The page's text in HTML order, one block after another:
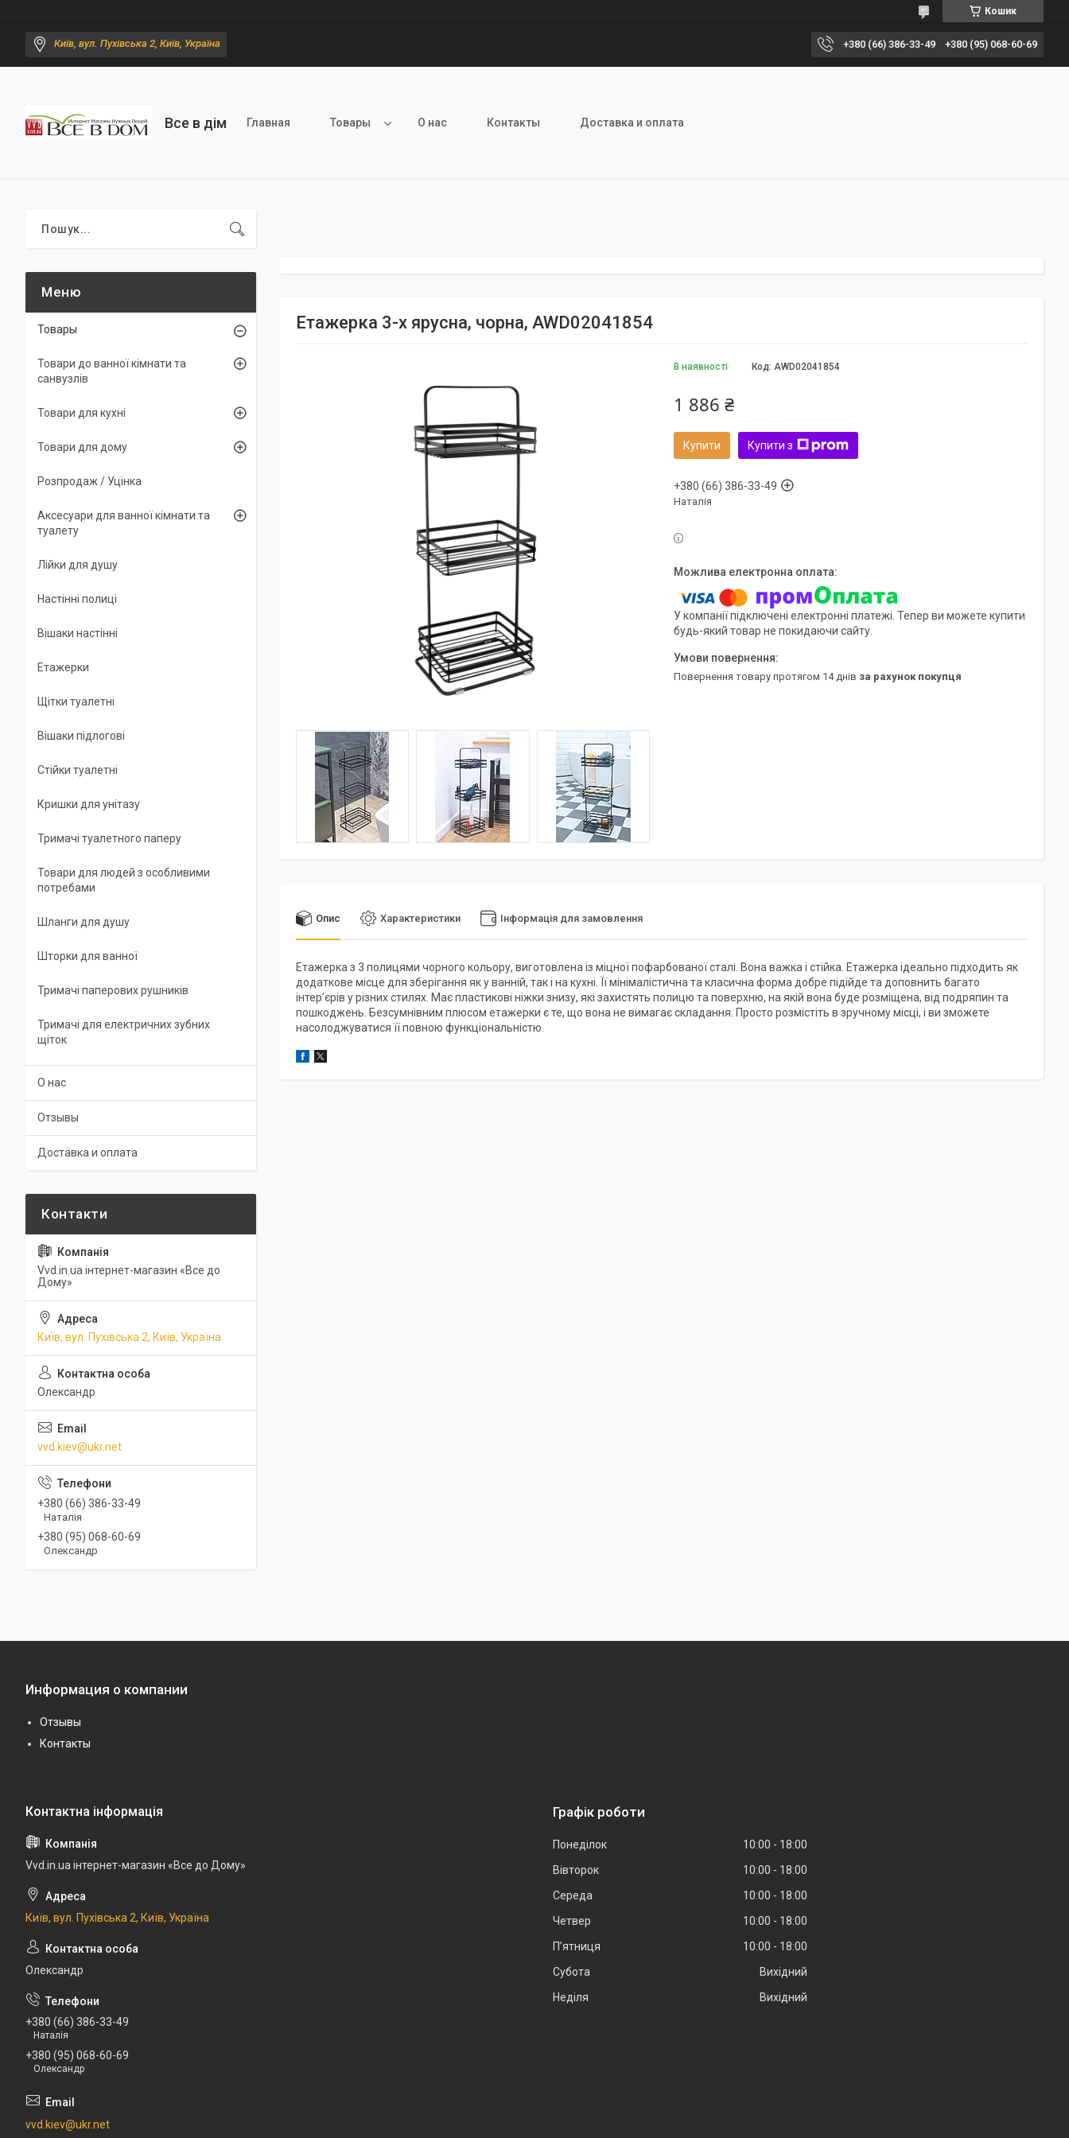
Кошик
Київ, вул. Пухівська 2, Київ, Україна +380 (66) 386-33-49 +380 (95) 068-60-69
Все в дім Главная Товары О нас Контакты Доставка и оплата
Етажерка 3-х ярусна, чорна, AWD02041854
В наявності Код: AWD02041854
1 886 ₴
Купити Купити з
+380 (66) 386-33-49
Наталія
У компанії підключені електронні платежі. Тепер ви можете купити
будь-який товар не покидаючи сайту.
повернення товару протягом 14 днів за рахунок покупця
Опис Характеристики Інформація для замовлення
Етажерка з 3 полицями чорного кольору, виготовлена із міцної пофарбованої сталі. Вона важка і стійка. Етажерка ідеально підходить як
додаткове місце для зберігання як у ванній, так і на кухні. Її мінімалістична та класична форма добре підійде та доповнить багато
інтер’єрів у різних стилях. Має пластикові ніжки знизу, які захистять полицю та поверхню, на якій вона буде розміщена, від подряпин та
пошкоджень. Безсумнівним плюсом етажерки є те, що вона не вимагає складання. Просто розмістіть в зручному місці, і ви зможете
насолоджуватися її повною функціональністю.
Товары
Товари до ванної кімнати та
санвузлів
Товари для кухні
Товари для дому
Розпродаж / Уцінка
Аксесуари для ванної кімнати та
туалету
Лійки для душу
Настінні полиці
Вішаки настінні
Етажерки
Щітки туалетні
Вішаки підлогові
Стійки туалетні
Кришки для унітазу
Тримачі туалетного паперу
Товари для людей з особливими
потребами
Шланги для душу
Шторки для ванної
Тримачі паперових рушників
Тримачі для електричних зубних
щіток
О нас
Отзывы
Доставка и оплата
Vvd.in.ua інтернет-магазин «Все до
Дому»
Київ, вул. Пухівська 2, Київ, Україна
Олександр
vvd.kiev@ukr.net
+380 (66) 386-33-49
Наталія
+380 (95) 068-60-69
Олександр
Информация о компании
Отзывы
Контакты
Vvd.in.ua інтернет-магазин «Все до Дому»
Київ, вул. Пухівська 2, Київ, Україна
Олександр
+380 (66) 386-33-49
Наталія
+380 (95) 068-60-69
Олександр
vvd.kiev@ukr.net
Графік роботи
Понеділок 10:00
18:00
Вівторок
10:00
18:00
Середа
10:00
18:00
Четвер
10:00
18:00
Пʼятниця
10:00
18:00
Субота
Вихідний
Неділя
Вихідний